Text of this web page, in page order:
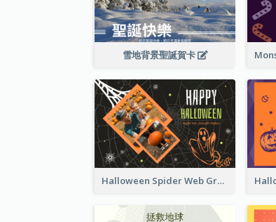
雪地背景聖誕賀卡
Halloween Spider Web Greeting Card